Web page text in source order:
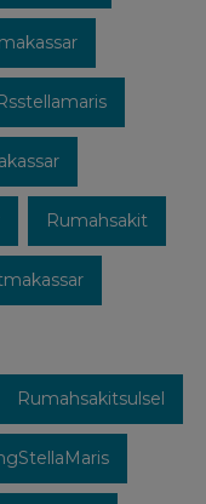
Rumahsakit
Rumahsakitsulsel